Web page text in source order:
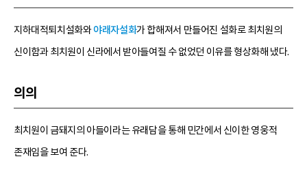
지하대적퇴치설화와야래자설화가 합해져서 만들어진 설화로 최치원의
신이함과 최치원이 신라에서 받아들여질 수 없었던 이유를 형상화해 냈다.
의의
최치원이 금돼지의 아들이라는 유래담을 통해 민간에서 신이한 영웅적
존재임을 보여 준다.